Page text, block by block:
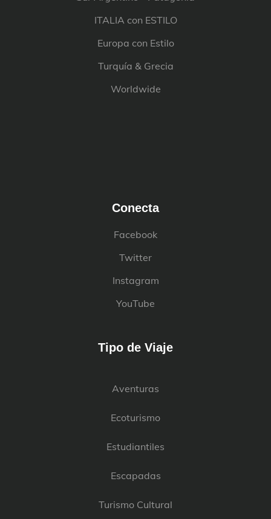
ITALIA con ESTILO
Europa con Estilo
Turquía & Grecia
Worldwide
Conecta
Facebook
Twitter
Instagram
YouTube
Tipo de Viaje
Aventuras
Ecoturismo
Estudiantiles
Escapadas
Turismo Cultural